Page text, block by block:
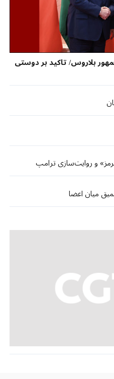
بلاروس/ تاکید بر دوستی
و روایت‌سازی ترامپ
میان اعضا